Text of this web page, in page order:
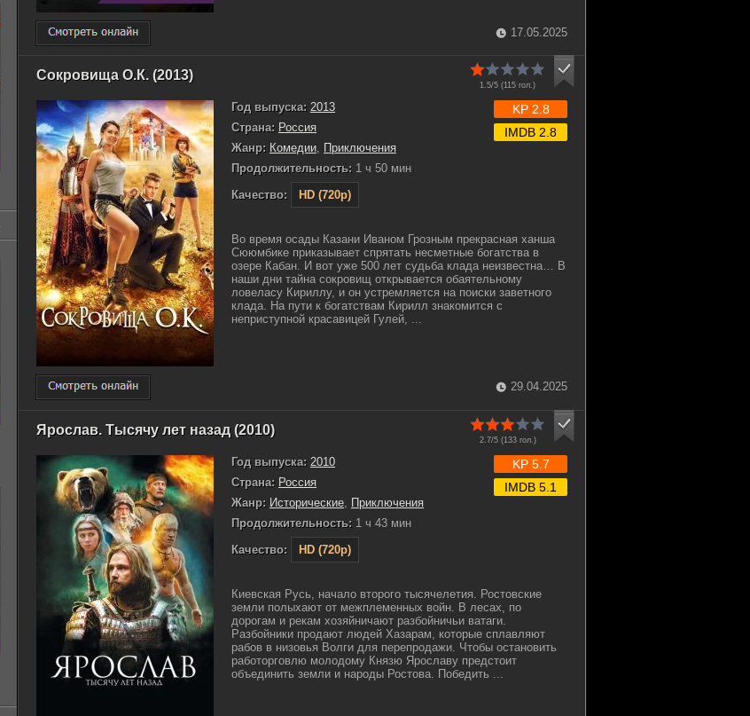
17.05.2025
Сокровища О.К. (2013)
1.5/5 (115 гол.)
Год выпуска: 2013
Страна: Россия
Жанр: Комедии, Приключения
Продолжительность: 1 ч 50 мин
Качество:
HD (720p)
KP 2.8
IMDB 2.8
Во время осады Казани Иваном Грозным прекрасная ханша
Сююмбике приказывает спрятать несметные богатства в
озере Кабан. И вот уже 500 лет судьба клада неизвестна… В
наши дни тайна сокровищ открывается обаятельному
ловеласу Кириллу, и он устремляется на поиски заветного
клада. На пути к богатствам Кирилл знакомится с
неприступной красавицей Гулей, ...
29.04.2025
Ярослав. Тысячу лет назад (2010)
2.7/5 (133гол.)
Год выпуска: 2010
Страна: Россия
Жанр: Исторические Приключения
Продолжительность: 1 ч 43 мин
Качество:
HD (720p)
KP 5.7
IMDB 5.1
Киевская Русь, начало второго тысячелетия. Ростовские
земли полыхают от межплеменных войн. В лесах, по
дорогам и рекам хозяйничают разбойничьи ватаги.
Разбойники продают людей Хазарам, которые сплавляют
рабов в низовья Волги для перепродажи. Чтобы остановить
работорговлю молодому Князю Ярославу предстоит
объединить земли и народы Ростова. Победить ...